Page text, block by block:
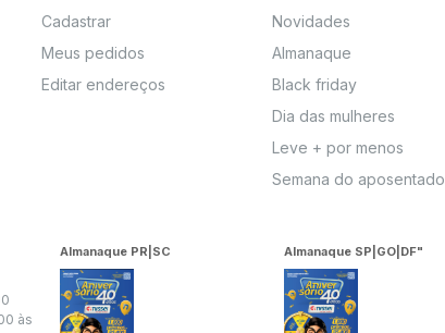
Cadastrar
Meus pedidos
Editar endereços
Novidades
Almanaque
Black friday
Dia das mulheres
Leve + por menos
Semana do aposentado
às
Almanaque PR|SC Almanaque SP|GO|DF"